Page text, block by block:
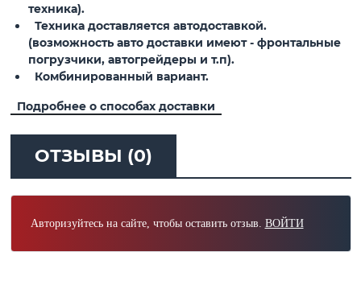
техника).
Техника доставляется автодоставкой.
(возможность авто доставки имеют - фронтальные
погрузчики, автогрейдеры и т.п).
Комбинированный вариант.
Подробнее о способах доставки
ОТЗЫВЫ (0)
Авторизуйтесь на сайте, чтобы оставить отзыв. ВОЙТИ